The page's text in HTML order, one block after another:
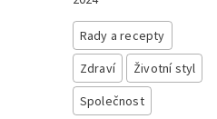
Rady a recepty
Zdraví
Životní styl
Společnost